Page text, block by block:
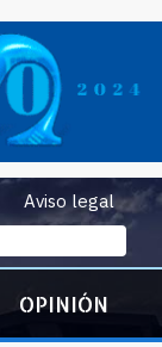
Aviso legal
OPINIÓN